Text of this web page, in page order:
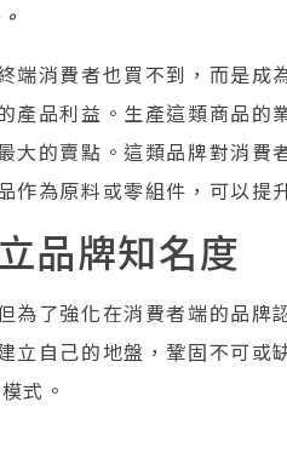
端消費者也買不到，而是成
品利益。生產這類商品的
大的賣點。這類品牌對消費
為原料或零組件，可以提
品牌知名度
了強化在消費者端的品牌
立自己的地盤，鞏固不可或
式。